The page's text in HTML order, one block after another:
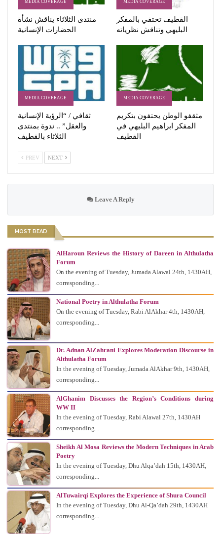
MEDIA COVERAGE
منتدى الثلاثاء يناقش نشأة
الحضارات الإنسانية
MEDIA COVERAGE
القطيف تحتفي بالمفكر
البليهي وتناقش نظرياته
MEDIA COVERAGE
ثقافي / “الرؤية الإنسانية
والعقل” .. ندوة بمنتدى
الثلاثاء بالقطيف
MEDIA COVERAGE
مثقفو الوطن يحتفون بتكريم
المفكر ابراهيم البليهي في
القطيف
PREV NEXT
Leave A Reply
MOST READ
AlHaroun Reviews the History of Dareen in Althulatha
Forum
On the evening of Tuesday, Jumada Alawal 24th, 1430AH,
corresponding...
National Poetry in Althulatha Forum
On the evening of Tuesday, Rabi AlAkhar 4th, 1430AH,
corresponding...
Dr. Adnan AlZahrani Explores Moderation Discourse in
Althulatha Forum
In the evening of Tuesday, Jumada AlAkhar 9th, 1430AH,
corresponding...
AlGhanim Discusses the Region’s Conditions during
WW II
In the evening of Tuesday, Rabi Alawal 27th, 1430AH
corresponding...
Sheikh Al Mosa Reviews the Modern Techniques in Arab
Poetry
In the evening of Tuesday, Dhu Alqa’dah 15th, 1430AH,
corresponding...
AlTuwairqi Explores the Experience of Shura Council
In the evening of Tuesday, Dhu Al-Qa’dah 29th, 1430AH
corresponding...